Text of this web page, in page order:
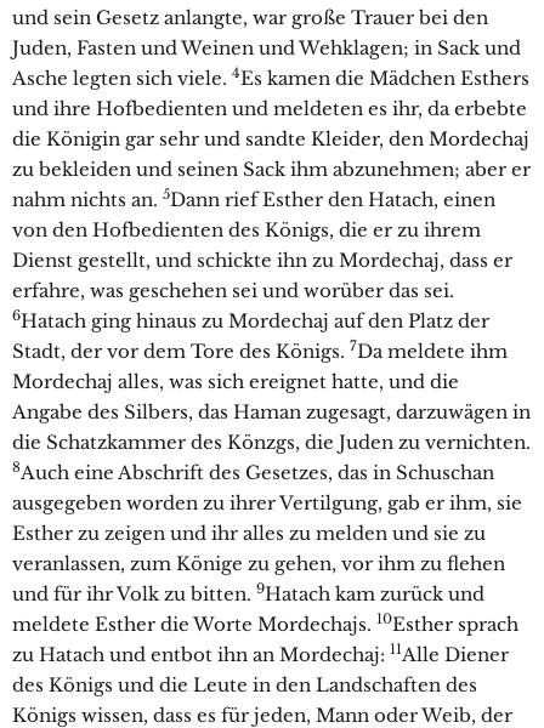
und sein Gesetz anlangte, war große Trauer bei den
Juden, Fasten und Weinen und Wehklagen; in Sack und
Asche legten sich viele. 4Es kamen die Mädchen Esthers
und ihre Hofbedienten und meldeten es ihr, da erbebte
die Königin gar sehr und sandte Kleider, den Mordechaj
zu bekleiden und seinen Sack ihm abzunehmen; aber er
nahm nichts an. 5Dann rief Esther den Hatach, einen
von den Hofbedienten des Königs, die er zu ihrem
Dienst gestellt, und schickte ihn zu Mordechaj, dass er
erfahre, was geschehen sei und worüber das sei.
6Hatach ging hinaus zu Mordechaj auf den Platz der
Stadt, der vor dem Tore des Königs. 7Da meldete ihm
Mordechaj alles, was sich ereignet hatte, und die
Angabe des Silbers, das Haman zugesagt, darzuwägen in
die Schatzkammer des Könzgs, die Juden zu vernichten.
8Auch eine Abschrift des Gesetzes, das in Schuschan
ausgegeben worden zu ihrer Vertilgung, gab er ihm, sie
Esther zu zeigen und ihr alles zu melden und sie zu
veranlassen, zum Könige zu gehen, vor ihm zu flehen
und für ihr Volk zu bitten. 9Hatach kam zurück und
meldete Esther die Worte Mordechajs. 10Esther sprach
zu Hatach und entbot ihn an Mordechaj: 11Alle Diener
des Königs und die Leute in den Landschaften des
Königs wissen, dass es für jeden, Mann oder Weib, der